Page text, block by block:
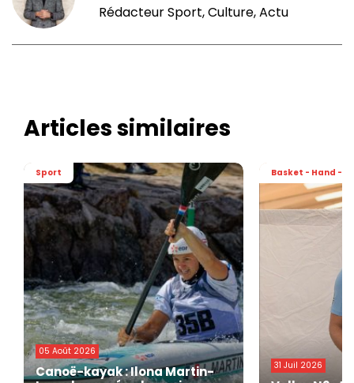
Rédacteur Sport, Culture, Actu
Articles similaires
Sport
05 Août 2026
Canoë-kayak : Ilona Martin-
Basket - Hand -
31 Juil 2026